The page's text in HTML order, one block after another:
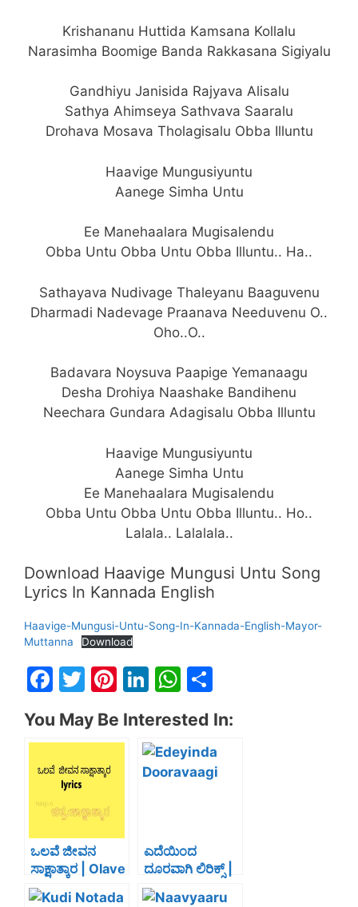
Krishananu Huttida Kamsana Kollalu
Narasimha Boomige Banda Rakkasana Sigiyalu
Gandhiyu Janisida Rajyava Alisalu
Sathya Ahimseya Sathvava Saaralu
Drohava Mosava Tholagisalu Obba Illuntu
Haavige Mungusiyuntu
Aanege Simha Untu
Ee Manehaalara Mugisalendu
Obba Untu Obba Untu Obba Illuntu.. Ha..
Sathayava Nudivage Thaleyanu Baaguvenu
Dharmadi Nadevage Praanava Needuvenu O..
Oho..O..
Badavara Noysuva Paapige Yemanaagu
Desha Drohiya Naashake Bandihenu
Neechara Gundara Adagisalu Obba Illuntu
Haavige Mungusiyuntu
Aanege Simha Untu
Ee Manehaalara Mugisalendu
Obba Untu Obba Untu Obba Illuntu.. Ho..
Lalala.. Lalalala..
Download Haavige Mungusi Untu Song
Lyrics In Kannada English
Haavige-Mungusi-Untu-Song-In-Kannada-English-Mayor-
Muttanna
Download
F
c
b
o
o
k
T
itt
Pi
er
Li
k
e
dI
W
at
s
A
ar
e
You May Be Interested In:
ಒಲವೆ ಜೀವನ
ಸಾಕ್ಷಾತ್ಕಾರ | Olave
Jeevna
Sakshatkara
ಎದೆಯಿಂದ
ದೂರವಾಗಿ ಲಿರಿಕ್ಸ್ |
Edeyinda
Dooravaagi